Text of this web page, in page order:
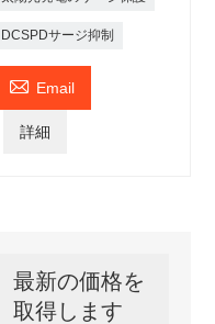
DCSPDサージ抑制
 Email
詳細
最新の価格を
取得します